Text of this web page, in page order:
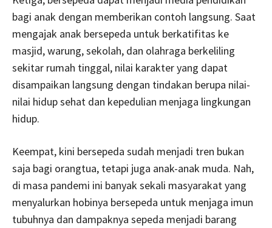
bagi anak dengan memberikan contoh langsung. Saat
mengajak anak bersepeda untuk berkatifitas ke
masjid, warung, sekolah, dan olahraga berkeliling
sekitar rumah tinggal, nilai karakter yang dapat
disampaikan langsung dengan tindakan berupa nilai-
nilai hidup sehat dan kepedulian menjaga lingkungan
hidup.
Keempat, kini bersepeda sudah menjadi tren bukan
saja bagi orangtua, tetapi juga anak-anak muda. Nah,
di masa pandemi ini banyak sekali masyarakat yang
menyalurkan hobinya bersepeda untuk menjaga imun
tubuhnya dan dampaknya sepeda menjadi barang